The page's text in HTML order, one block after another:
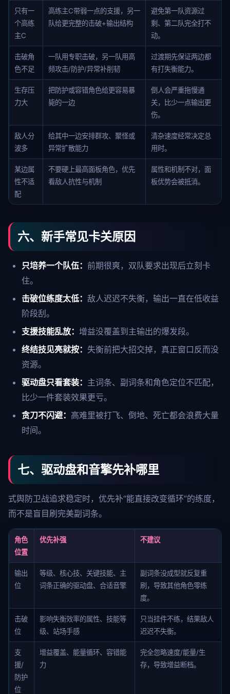
只有一
个高练
主C
高练主C带弱一点的支援，另一
队给更完整的击破+输出结构
避免第一队资源过
剩、第二队完全打不
动。
击破角
色不足
一队用专职击破，另一队用高
频攻击/防护/异常补削韧
过渡期先保证两边都
有打失衡能力。
生存压
力大
把防护或容错角色给更容易暴
毙的一边
倒人会严重拖慢通
关，比少一点输出更
伤。
敌人分
波多
给其中一边安排群攻、聚怪或
异常扩散能力
清杂速度经常决定总
用时。
某边属
性不适
配
不要硬上最高面板角色，优先
看敌人抗性与机制
属性和机制不对，面
板优势会被抵消。
六、新手常见卡关原因
只培养一个队伍： 前期很爽，双队要求出现后立刻卡
住。
击破位练度太低： 敌人迟迟不失衡，输出一直在低收益
阶段刮。
支援技能乱放： 增益没覆盖到主输出的爆发段。
终结技见亮就按： 失衡前把大招交掉，真正窗口反而没
资源。
驱动盘只看套装： 主词条、副词条和角色定位不匹配，
比少一件套装效果更亏。
贪刀不闪避： 高难里被打飞、倒地、死亡都会浪费大量
时间。
七、驱动盘和音擎先补哪里
式舆防卫战追求稳定时，优先补“能直接改变循环”的练度，
而不是盲目刷完美副词条。
角色
位置
优先补强 不建议
输出
位
等级、核心技、关键技能、主
词条正确的驱动盘、合适音擎
副词条没成型就反复重
刷，导致其他角色零练
度。
击破
位
影响失衡效率的属性、技能等
级、站场手感
只当挂件不练，结果敌人
迟迟不失衡。
支
援/
防护
位
增益覆盖、能量循环、容错能
力
完全忽略速度/能量/生
存，导致增益断档。